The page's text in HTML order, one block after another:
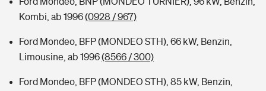
Kombi, ab 1996(0928 / 967)
Ford Mondeo, BFP (MONDEO STH), 66 kW, Benzin,
Limousine, ab 1996(8566 / 300)
Ford Mondeo, BFP (MONDEO STH), 85 kW, Benzin,